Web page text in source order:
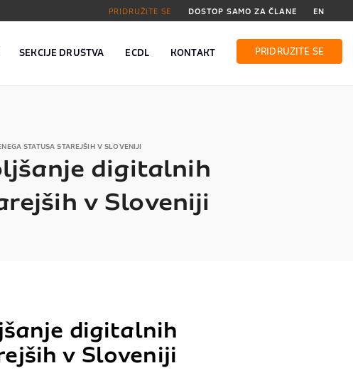
PRIDRUŽITE SE DOSTOP SAMO ZA ČLANE EN
SEKCIJE DRUŠTVA ECDL KONTAKT PRIDRUŽITE SE
STATUSA STAREJŠIH V SLOVENIJI
digitalnih
v Sloveniji
digitalnih
v Sloveniji